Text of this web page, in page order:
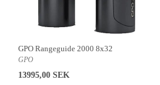
GPO Rangeguide 2000 8x32
GPO
13995,00 SEK